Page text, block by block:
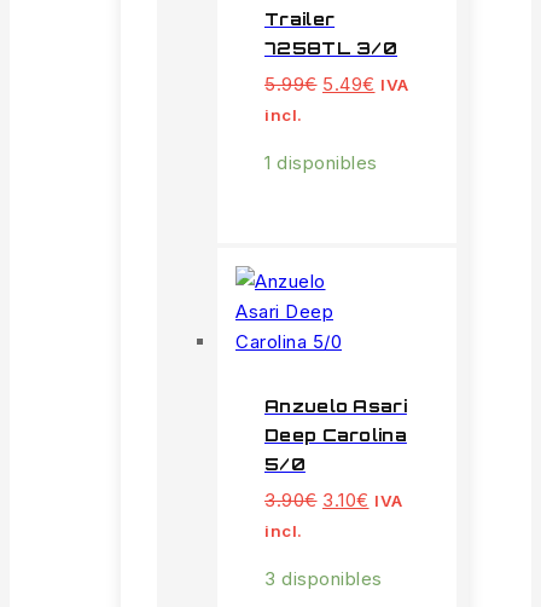
Trailer
7258TL 3/0
5.99€ El
precio
5.99€.
5.49€ El
precio
5.49€.
IVA
incl.
1 disponibles
Anzuelo Asari
Deep Carolina
5/0
3.90€ El
precio
3.90€.
3.10€ El
precio
3.10€.
IVA
incl.
3 disponibles